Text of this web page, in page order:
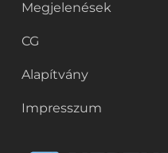
Megjelenések
CG
Alapítvány
Impresszum